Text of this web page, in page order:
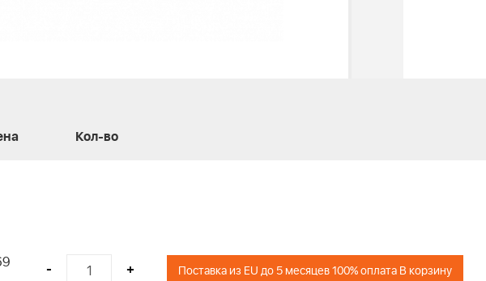
Кол-во
- + Поставка из EU до 5 месяцев 100% оплата В корзину